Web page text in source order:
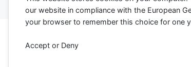
our website in compliance with the European
your browser to remember this choice for one
Accept or Deny